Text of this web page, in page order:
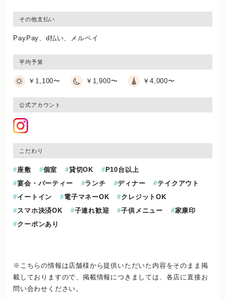
その他支払い
PayPay、d払い、メルペイ
平均予算
￥1,100〜 ￥1,900〜 ￥4,000〜
公式アカウント
こだわり
座敷 個室 貸切OK
P10台以上
宴会・パーティー
ランチ ディナー
テイクアウト
イートイン
電子マネーOK
クレジットOK
スマホ決済OK
子連れ歓迎 子供メニュー
家康印
クーポンあり
※こちらの情報は店舗様から提供いただいた内容をそのまま掲
載しておりますので、掲載情報につきましては、各店に直接お
問い合わせください。